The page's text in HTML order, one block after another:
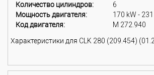
Количество цилиндров:
6
Мощность двигателя:
170 kW -
Код двигателя:
M 272.940
Характеристики для CLK 280 (209.454)